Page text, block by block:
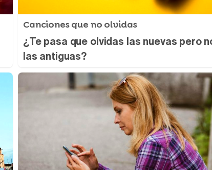
Canciones que no olvidas
¿Te pasa que olvidas las nuevas pero
las antiguas?